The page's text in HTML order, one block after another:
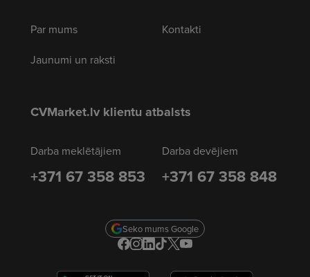
Par mums
Jaunumi un raksti
Kontakti
CVMarket.lv klientu atbalsts
Darba meklētājiem
+371 67 358 853
Darba devējiem
+371 67 358 848
Seko mums Google